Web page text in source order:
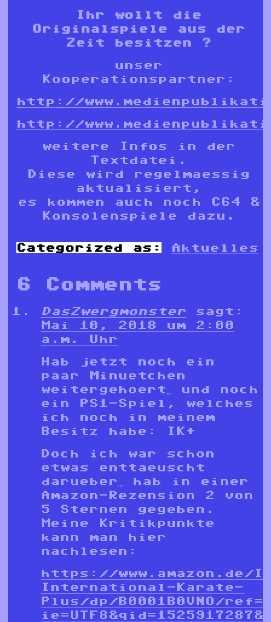
Ihr wollt die
Originalspiele aus der
Zeit besitzen ?
unser
Kooperationspartner:
http://
http://
weitere Infos in der
Textdatei.
Diese wird regelmaessig
aktualisiert,
es kommen auch noch C64 &
Konsolenspiele dazu.
Categorized as: Aktuelles
6 Comments
DasZwergmonster
sagt:
Mai 10, 2018 um 2:00
a.m. Uhr
Hab jetzt noch ein
paar Minuetchen
weitergehoert… und noch
ein PS1-Spiel, welches
ich noch in meinem
Besitz habe: IK+
Doch ich war schon
etwas enttaeuscht
darueber… hab in einer
Amazon-Rezension 2 von
5 Sternen gegeben.
Meine Kritikpunkte
kann man hier
nachlesen:
https://www.amazon.de/
International-Karate-
Plus/dp/B0001B0VNO/